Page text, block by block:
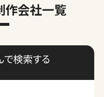
作会社一覧
検索する